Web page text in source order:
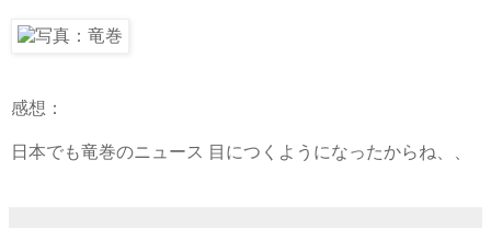
感想：
日本でも竜巻のニュース 目につくようになったからね、、